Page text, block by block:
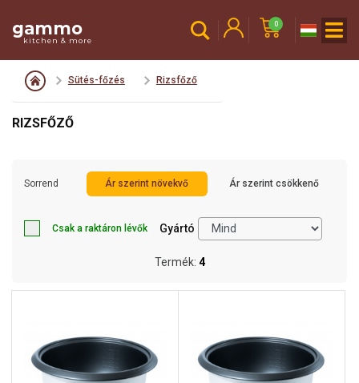
gammo
kitchen & more
0
Sütés-főzés Rizsfőző
RIZSFŐZŐ
Sorrend Ár szerint növekvő Ár szerint csökkenő
Csak a raktáron lévők Gyártó
Termék: 4